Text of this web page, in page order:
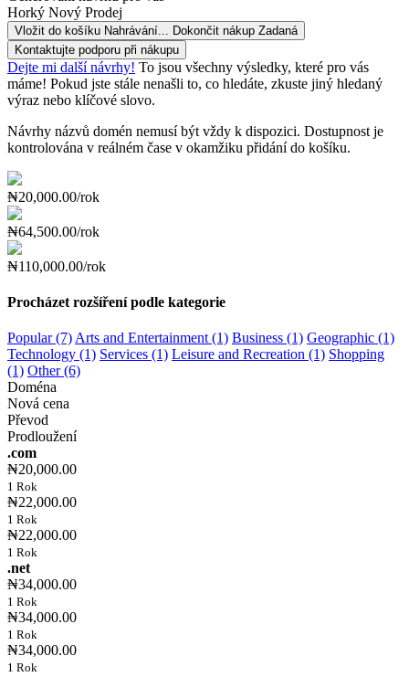
Horký Nový Prodej
Vložit do košíku Nahrávání... Dokončit nákup Zadaná
Kontaktujte podporu při nákupu
Dejte mi další návrhy! To jsou všechny výsledky, které pro vás
máme! Pokud jste stále nenašli to, co hledáte, zkuste jiný hledaný
výraz nebo klíčové slovo.
Návrhy názvů domén nemusí být vždy k dispozici. Dostupnost je
kontrolována v reálném čase v okamžiku přidání do košíku.
₦20,000.00/rok
₦64,500.00/rok
₦110,000.00/rok
Procházet rozšíření podle kategorie
Popular (7) Arts and Entertainment (1) Business (1) Geographic (1)
Technology (1) Services (1) Leisure and Recreation (1) Shopping
(1) Other (6)
Doména
Nová cena
Převod
Prodloužení
.com
₦20,000.00
1 Rok
₦22,000.00
1 Rok
₦22,000.00
1 Rok
.net
₦34,000.00
1 Rok
₦34,000.00
1 Rok
₦34,000.00
1 Rok